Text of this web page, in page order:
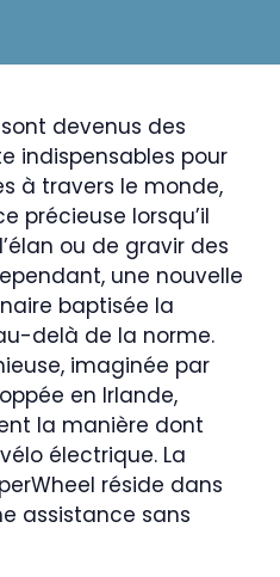
devenus des
indispensables pour
à travers le monde,
précieuse lorsqu’il
ou de gravir des
une nouvelle
baptisée la
delà de la norme.
imaginée par
en Irlande,
la manière dont
électrique. La
réside dans
assistance sans